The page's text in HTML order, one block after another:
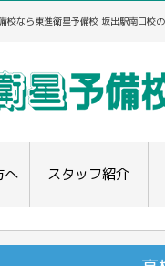
校なら東進衛星予備校 坂出駅南口校
へ スタッフ紹介